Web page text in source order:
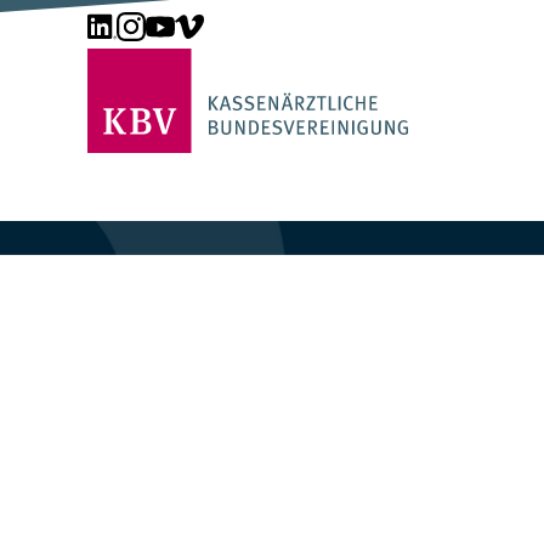
Unsere Seite auf LinkedIn
Unsere Seite auf Instagram
Unsere Seite auf YouTube
Unsere Seite auf Vimeo